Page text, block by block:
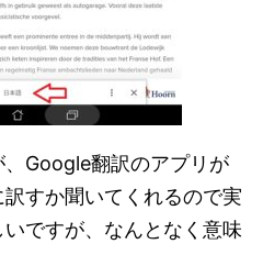
Google翻訳のアプリが
すか聞いてくれるので実
ですが、なんとなく意味